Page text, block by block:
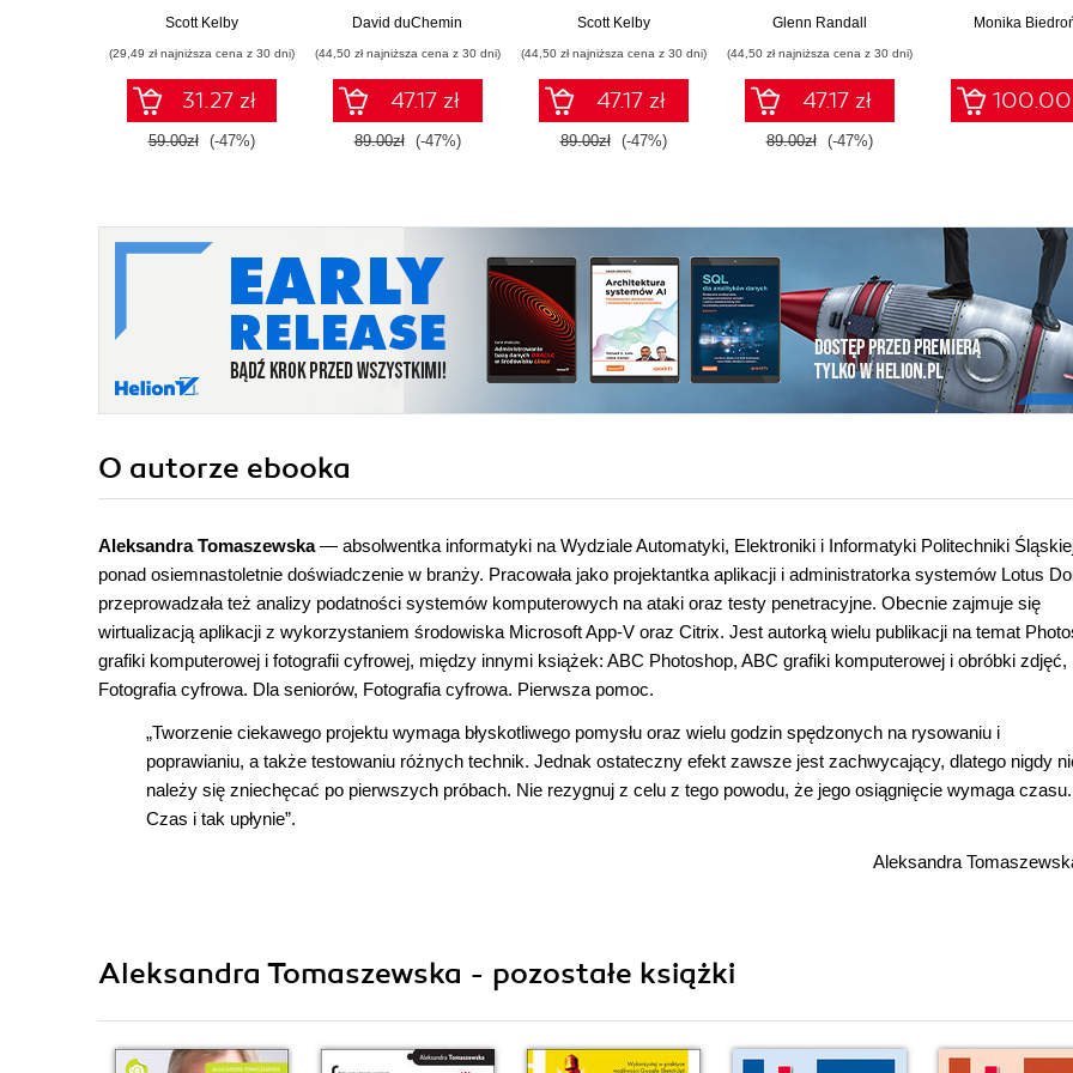
Scott Kelby
(29,49 zł najniższa cena z 30 dni)
31.27 zł
59.00zł (-47%)
David duChemin
(44,50 zł najniższa cena z 30 dni)
47.17 zł
89.00zł (-47%)
przełamując
Scott Kelby
(44,50 zł najniższa cena z 30 dni)
47.17 zł
89.00zł (-47%)
Wydanie II
Glenn Randall
(44,50 zł najniższa cena z 30 dni)
47.17 zł
89.00zł (-47%)
Monika
100.00
O autorze ebooka
Aleksandra Tomaszewska— absolwentka informatyki na Wydziale Automatyki, Elektroniki i Informatyki Politechniki
ponad osiemnastoletnie doświadczenie w branży. Pracowała jako projektantka aplikacji i administratorka systemów Lotus
przeprowadzała też analizy podatności systemów komputerowych na ataki oraz testy penetracyjne. Obecnie zajmuje się
wirtualizacją aplikacji z wykorzystaniem środowiska Microsoft App-V oraz Citrix. Jest autorką wielu publikacji na temat
grafiki komputerowej i fotografii cyfrowej, między innymi książek: ABC Photoshop, ABC grafiki komputerowej i obróbki zdjęć,
Fotografia cyfrowa. Dla seniorów, Fotografia cyfrowa. Pierwsza pomoc.
„Tworzenie ciekawego projektu wymaga błyskotliwego pomysłu oraz wielu godzin spędzonych na rysowaniu i
poprawianiu, a także testowaniu różnych technik. Jednak ostateczny efekt zawsze jest zachwycający, dlatego nigdy
należy się zniechęcać po pierwszych próbach. Nie rezygnuj z celu z tego powodu, że jego osiągnięcie wymaga czasu.
Czas i tak upłynie”.
Aleksandra
Aleksandra Tomaszewska - pozostałe książki